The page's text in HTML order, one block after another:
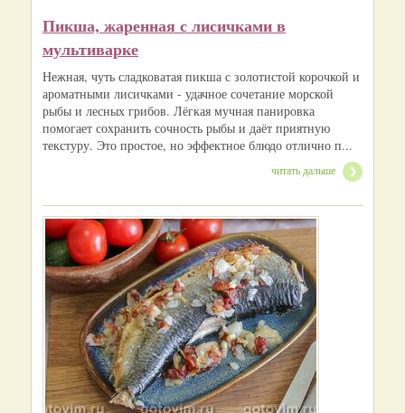
Пикша, жаренная с лисичками в
мультиварке
Нежная, чуть сладковатая пикша с золотистой корочкой и
ароматными лисичками - удачное сочетание морской
рыбы и лесных грибов. Лёгкая мучная панировка
помогает сохранить сочность рыбы и даёт приятную
текстуру. Это простое, но эффектное блюдо отлично п...
читать дальше